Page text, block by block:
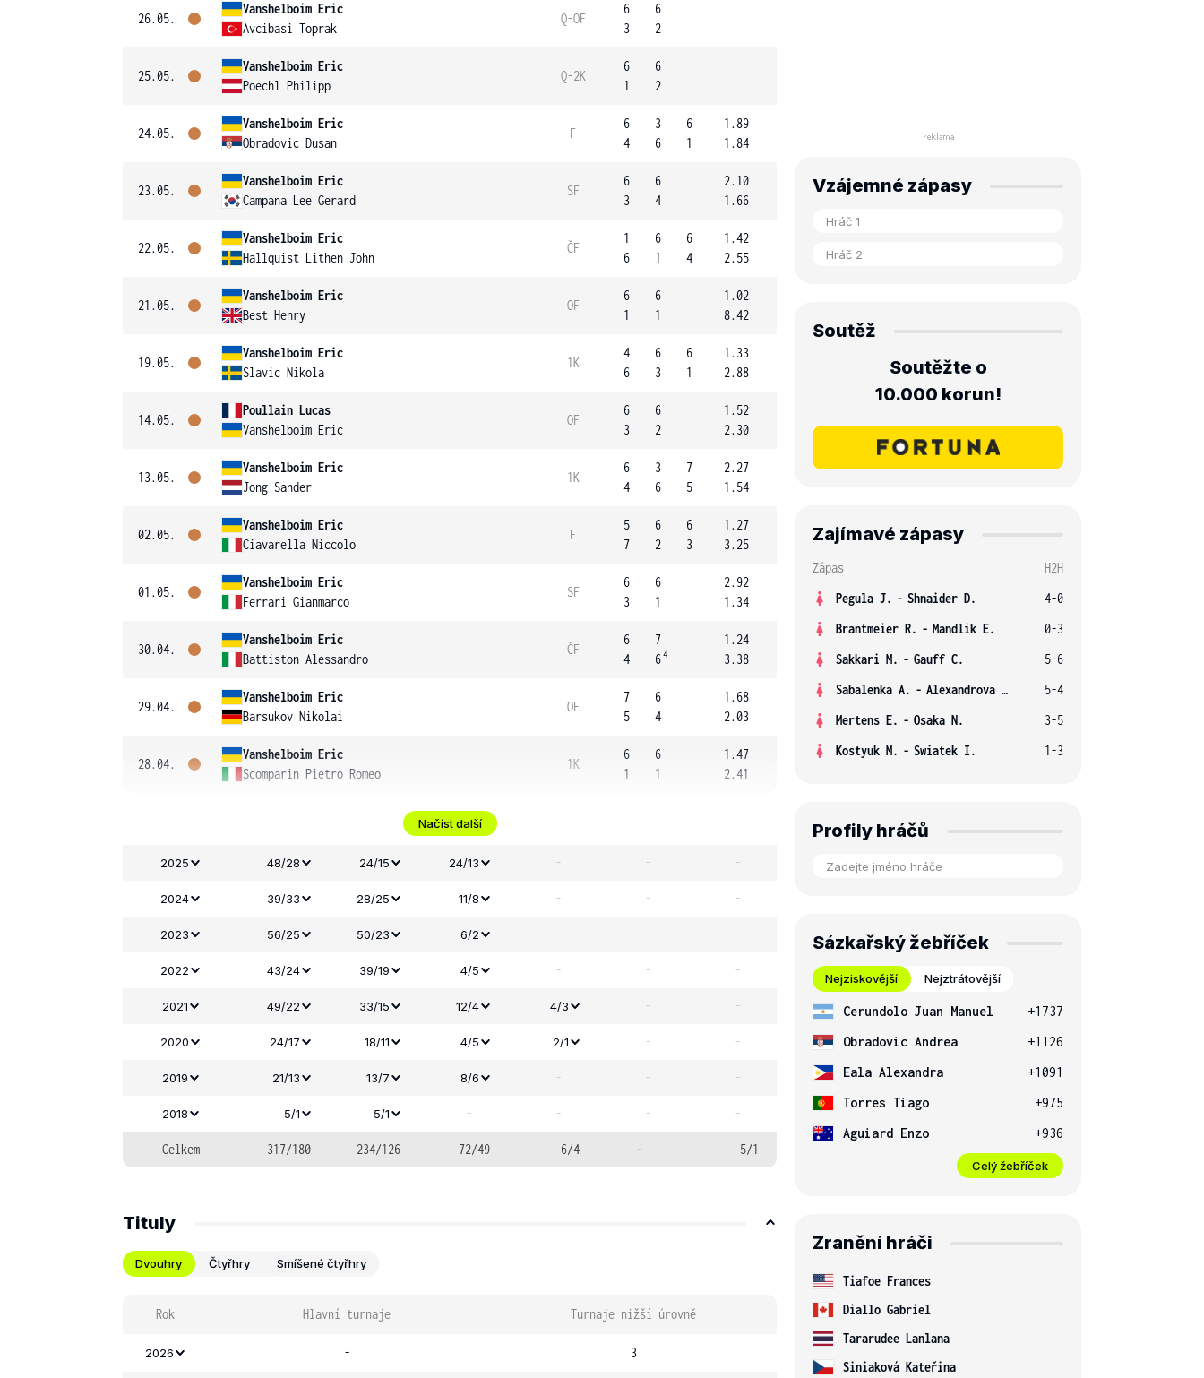
26.05.
Vanshelboim Eric
Avcibasi Toprak
Q-OF
6
3
6
2
25.05.
Vanshelboim Eric
Poechl Philipp
Q-2K
6
1
6
2
24.05.
Vanshelboim Eric
Obradovic Dusan
F
6
4
3
6
6
1
1.89
1.84
23.05.
Vanshelboim Eric
Campana Lee Gerard
SF
6
3
6
4
2.10
1.66
22.05.
Vanshelboim Eric
Hallquist Lithen John
ČF
1
6
6
1
6
4
1.42
2.55
21.05.
Vanshelboim Eric
Best Henry
OF
6
1
6
1
1.02
8.42
19.05.
Vanshelboim Eric
Slavic Nikola
1K
4
6
6
3
6
1
1.33
2.88
14.05.
Poullain Lucas
Vanshelboim Eric
OF
6
3
6
2
1.52
2.30
13.05.
Vanshelboim Eric
Jong Sander
1K
6
4
3
6
7
5
2.27
1.54
02.05.
Vanshelboim Eric
Ciavarella Niccolo
F
5
7
6
2
6
3
1.27
3.25
01.05.
Vanshelboim Eric
Ferrari Gianmarco
SF
6
3
6
1
2.92
1.34
30.04.
Vanshelboim Eric
Battiston Alessandro
ČF
6
4
7
64
1.24
3.38
29.04.
Vanshelboim Eric
Barsukov Nikolai
OF
7
5
6
4
1.68
2.03
28.04.
Vanshelboim Eric
Scomparin Pietro Romeo
1K
6
1
6
1
1.47
2.41
Načíst další
2025 48/28 24/15 24/13 - - -
2024 39/33 28/25 11/8 - - -
2023 56/25 50/23 6/2 - - -
2022 43/24 39/19 4/5 - - -
2021 49/22 33/15 12/4 4/3 - -
2020 24/17 18/11 4/5 2/1 - -
2019 21/13 13/7 8/6 - - -
2018 5/1 5/1 - - - -
Celkem 317/180 234/126 72/49 6/4 - 5/1
Tituly
Dvouhry Čtyřhry Smíšené čtyřhry
Rok Hlavní turnaje Turnaje nižší úrovně
2026 - 3
Vzájemné zápasy
Soutěž
Soutěžte o
10.000 korun!
Zajímavé zápasy
Zápas
H2H
Pegula J. - Shnaider D.
4-0
Brantmeier R. - Mandlik E.
0-3
Sakkari M. - Gauff C.
5-6
Sabalenka A. - Alexandrova E.
5-4
Mertens E. - Osaka N.
3-5
Kostyuk M. - Swiatek I. 1-3
Profily hráčů
Sázkařský žebříček
Nejziskovější Nejztrátovější
Cerundolo Juan Manuel
+1737
Obradovic Andrea
+1126
Eala Alexandra
+1091
Torres Tiago
+975
Aguiard Enzo
+936
Celý žebříček
Zranění hráči
Tiafoe Frances
Diallo Gabriel
Tararudee Lanlana
Siniaková Kateřina